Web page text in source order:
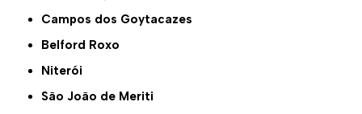
Campos dos Goytacazes
Belford Roxo
Niterói
São João de Meriti